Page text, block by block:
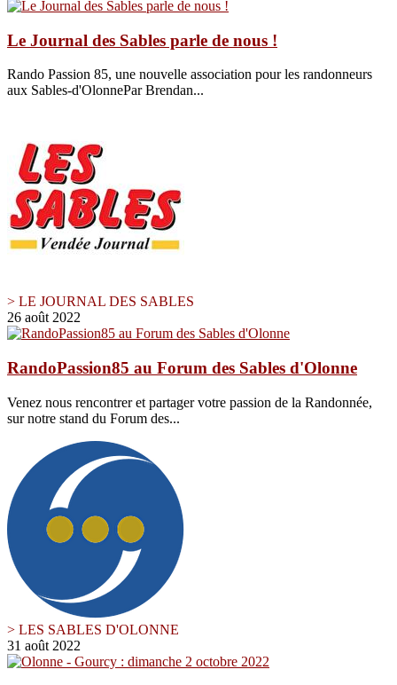
Le Journal des Sables parle de nous !
Rando Passion 85, une nouvelle association pour les randonneurs
aux Sables-d'OlonnePar Brendan...
> LE JOURNAL DES SABLES
26 août 2022
RandoPassion85 au Forum des Sables d'Olonne
Venez nous rencontrer et partager votre passion de la Randonnée,
sur notre stand du Forum des...
> LES SABLES D'OLONNE
31 août 2022